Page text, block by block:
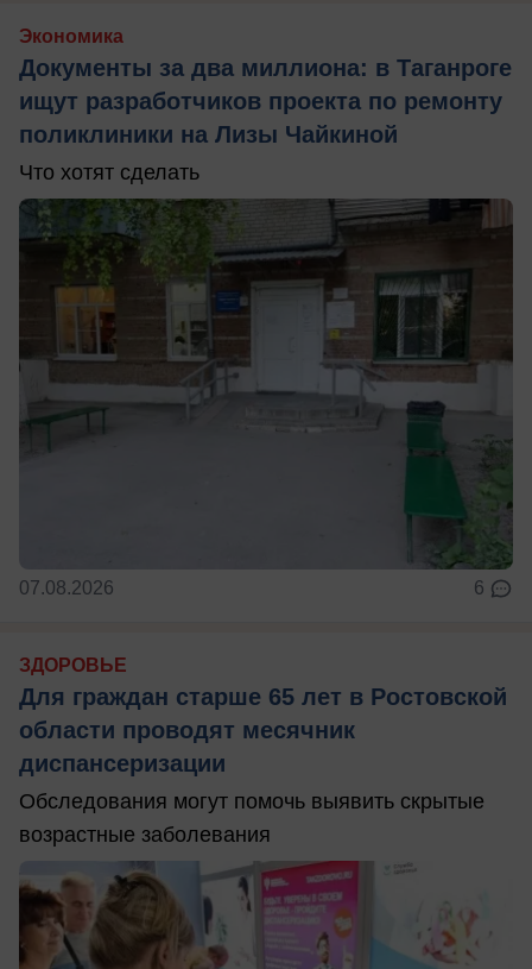
Экономика
Документы за два миллиона: в Таганроге
ищут разработчиков проекта по ремонту
поликлиники на Лизы Чайкиной
Что хотят сделать
07.08.2026 6
ЗДОРОВЬЕ
Для граждан старше 65 лет в Ростовской
области проводят месячник
диспансеризации
Обследования могут помочь выявить скрытые
возрастные заболевания